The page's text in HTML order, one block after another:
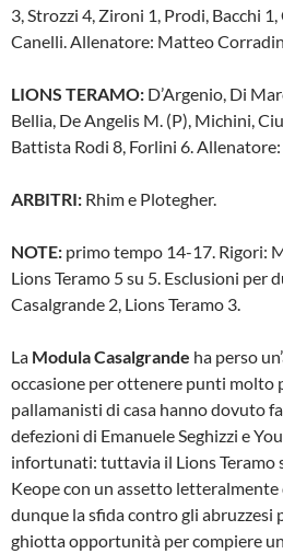
3, Strozzi 4, Zironi 1, Prodi, Bacchi
Canelli. Allenatore: Matteo
LIONS TERAMO: D’Argenio, Di
Bellia, De Angelis M. (P), Michini,
Battista Rodi 8, Forlini 6.
ARBITRI: Rhim e Plotegher.
NOTE: primo tempo 14-17. Rigori:
Lions Teramo 5 su 5. Esclusioni per
Casalgrande 2, Lions Teramo 3.
La Modula Casalgrande ha perso
occasione per ottenere punti molto
pallamanisti di casa hanno dovuto
defezioni di Emanuele Seghizzi e
infortunati: tuttavia il Lions Teramo
Keope con un assetto letteralmente
dunque la sfida contro gli abruzzesi
ghiotta opportunità per compiere